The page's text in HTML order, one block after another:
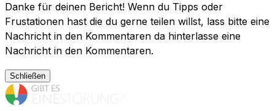
Danke für deinen Bericht! Wenn du Tipps oder
Frustationen hast die du gerne teilen willst, lass bitte eine
Nachricht in den Kommentaren da hinterlasse eine
Nachricht in den Kommentaren.
Schließen